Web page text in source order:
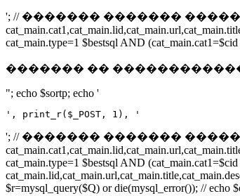
'; // ������� ������� ������ // echo
cat_main.type=1 $bestsql AND
������� ��
"; echo $sortp; echo '
', print_r($_POST, 1), '
'; // ������� ������� ������ }
cat_main.type=1 $bestsql AND
$r=mysql_query($Q) or die(mysql_error()); // echo